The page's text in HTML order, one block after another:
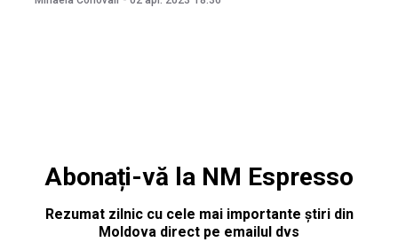
majorarea tarifelor la transportul interurban va duce la
Abonați-vă la NM Espresso
Rezumat zilnic cu cele mai importante știri din
Moldova direct pe emailul dvs